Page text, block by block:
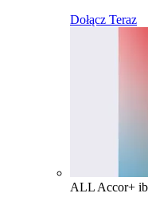
Dołącz Teraz
ALL Accor+